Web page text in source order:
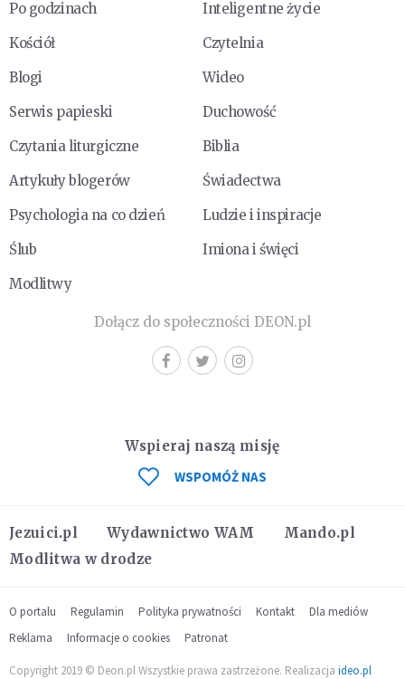
Po godzinach
Inteligentne życie
Kościół
Czytelnia
Blogi
Wideo
Serwis papieski
Duchowość
Czytania liturgiczne
Biblia
Artykuły blogerów
Świadectwa
Psychologia na co dzień
Ludzie i inspiracje
Ślub
Imiona i święci
Modlitwy
Dołącz do społeczności DEON.pl
Jezuici.pl Wydawnictwo WAM
Mando.pl
Modlitwa w drodze
Wspieraj naszą misję
WSPOMÓŻ NAS
O portalu Regulamin Polityka prywatności Kontakt
Dla mediów
Reklama
Informacje o cookies Patronat
Copyright 2019 © Deon.pl Wszystkie prawa zastrzeżone. Realizacja ideo.pl